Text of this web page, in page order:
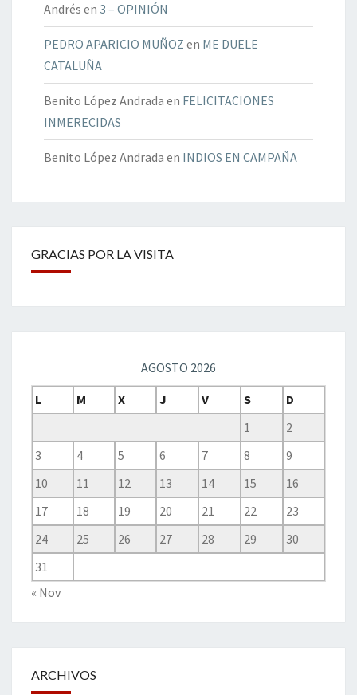
Andrés en 3 – OPINIÓN
PEDRO APARICIO MUÑOZ en ME DUELE
CATALUÑA
Benito López Andrada en FELICITACIONES
INMERECIDAS
Benito López Andrada en INDIOS EN CAMPAÑA
GRACIAS POR LA VISITA
AGOSTO 2026
L
M X J V S
D
1
2
3
4 5 6 7 8
9
10
11 12 13 14 15
16
17
18 19 20 21 22
23
24
25 26 27 28 29
30
31
« Nov
ARCHIVOS